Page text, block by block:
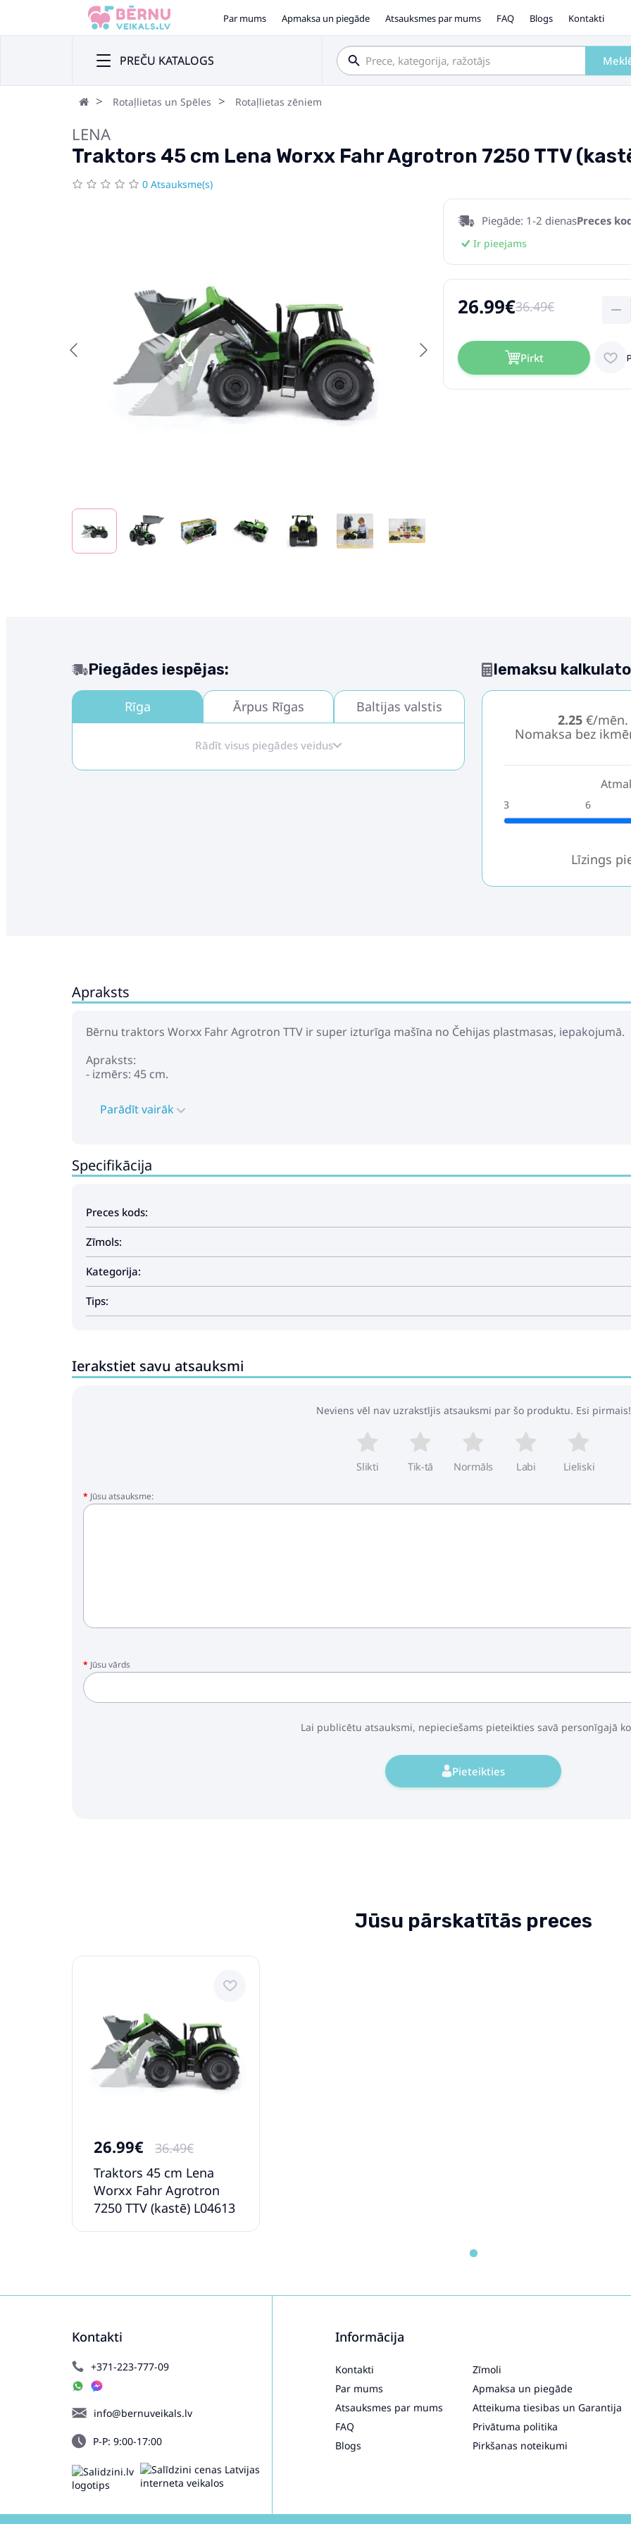
Par mums Apmaksa un piegāde Atsauksmes par mums FAQ Blogs Kontakti
PREČU KATALOGS
Rotaļlietas un Spēles Rotaļlietas zēniem
LENA
Traktors 45 cm Lena Worxx Fahr Agrotron 7250 TTV
0 Atsauksme(s)
Piegāde: 1-2 dienasPreces
Ir pieejams
26.99€36.49€
Pirkt
Piegādes iespējas:
Rīga Ārpus Rīgas Baltijas valstis
Rādīt visus piegādes veidus
Iemaksu
2.25€/mēn.
Nomaksa bez
3 6
Līzings
Apraksts
Bērnu traktors Worxx Fahr Agrotron TTV ir super izturīga mašīna no Čehijas plastmasas, iepakojumā.
Apraksts:
- izmērs: 45 cm.
Parādīt vairāk
Specifikācija
Preces kods:
Zīmols:
Kategorija:
Tips:
Ierakstiet savu atsauksmi
Neviens vēl nav uzrakstījis atsauksmi par šo produktu. Esi pirmais!
Slikti Tik-tā Normāls Labi Lieliski
Jūsu atsauksme:
Jūsu vārds
Lai publicētu atsauksmi, nepieciešams pieteikties savā personīgajā
Pieteikties
Jūsu pārskatītās preces
26.99€
36.49€
Traktors 45 cm Lena
Worxx Fahr Agrotron
7250 TTV (kastē) L04613
Kontakti
+371-223-777-09
info@bernuveikals.lv
P-P: 9:00-17:00
Informācija
Kontakti
Par mums
Atsauksmes par mums
FAQ
Blogs
Zīmoli
Apmaksa un piegāde
Atteikuma tiesibas un Garantija
Privātuma politika
Pirkšanas noteikumi